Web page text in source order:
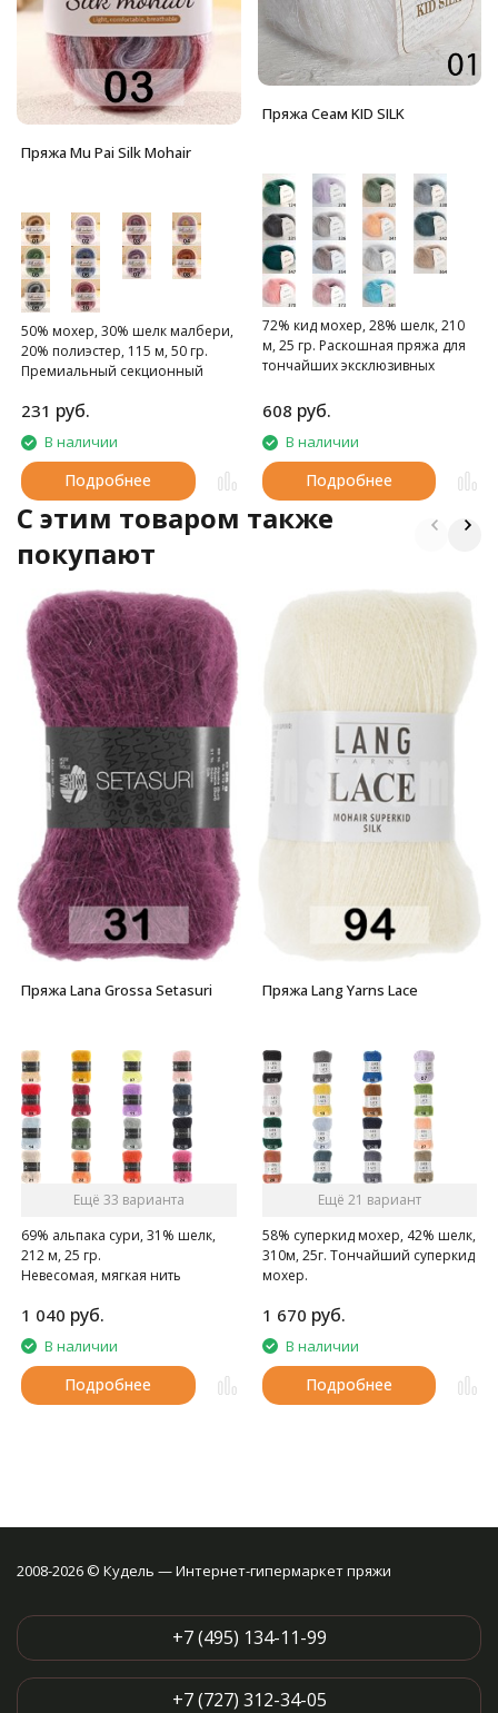
Пряжа Mu Pai Silk Mohair
50% мохер, 30% шелк малбери,
20% полиэстер, 115 м, 50 гр.
Премиальный секционный
231 руб.
В наличии
Подробнее
Пряжа Сеам KID SILK
72% кид мохер, 28% шелк, 210
м, 25 гр. Раскошная пряжа для
тончайших эксклюзивных
608 руб.
В наличии
Подробнее
C этим товаром также
покупают
Пряжа Lana Grossa Setasuri
Ещё 33 варианта
69% альпака сури, 31% шелк,
212 м, 25 гр.
Невесомая, мягкая нить
1 040 руб.
В наличии
Подробнее
Пряжа Lang Yarns Lace
Ещё 21 вариант
58% суперкид мохер, 42% шелк,
310м, 25г. Тончайший суперкид
мохер.
1 670 руб.
В наличии
Подробнее
2008-2026 © Кудель — Интернет-гипермаркет пряжи
+7 (495) 134-11-99
+7 (727) 312-34-05